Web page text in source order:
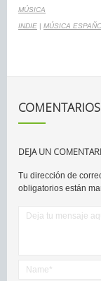
MÚSICA
INDIE | MÚSICA
COMENTARIOS
DEJA UN
Tu dirección de
obligatorios están